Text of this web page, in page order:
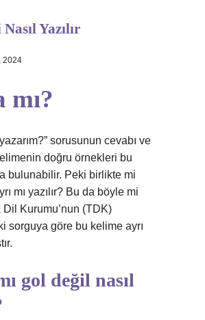
Yazılır
2024
mı?
sorusunun cevabı ve
doğru örnekleri bu
bulunabilir. Peki birlikte mi
mı yazılır? Bu da böyle mi
Dil Kurumu’nun (TDK)
sorguya göre bu kelime ayrı
gol değil nasıl